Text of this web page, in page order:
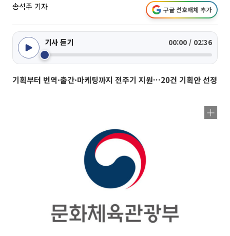
송석주 기자 구글 선호매체 추가
기사 듣기 00:00 / 02:36
기획부터 번역·출간·마케팅까지 전주기 지원…20건 기획안 선정